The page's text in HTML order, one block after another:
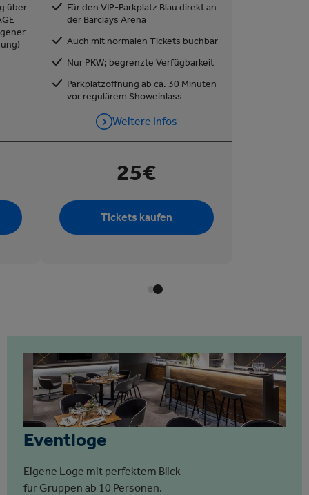
über
Für den VIP-Parkplatz Blau direkt an
der Barclays Arena
Auch mit normalen Tickets buchbar
Nur PKW; begrenzte Verfügbarkeit
Parkplatzöffnung ab ca. 30 Minuten
vor regulärem Showeinlass
Weitere Infos
25€
Tickets kaufen
Eventloge
Eigene Loge mit perfektem Blick
für Gruppen ab 10 Personen.